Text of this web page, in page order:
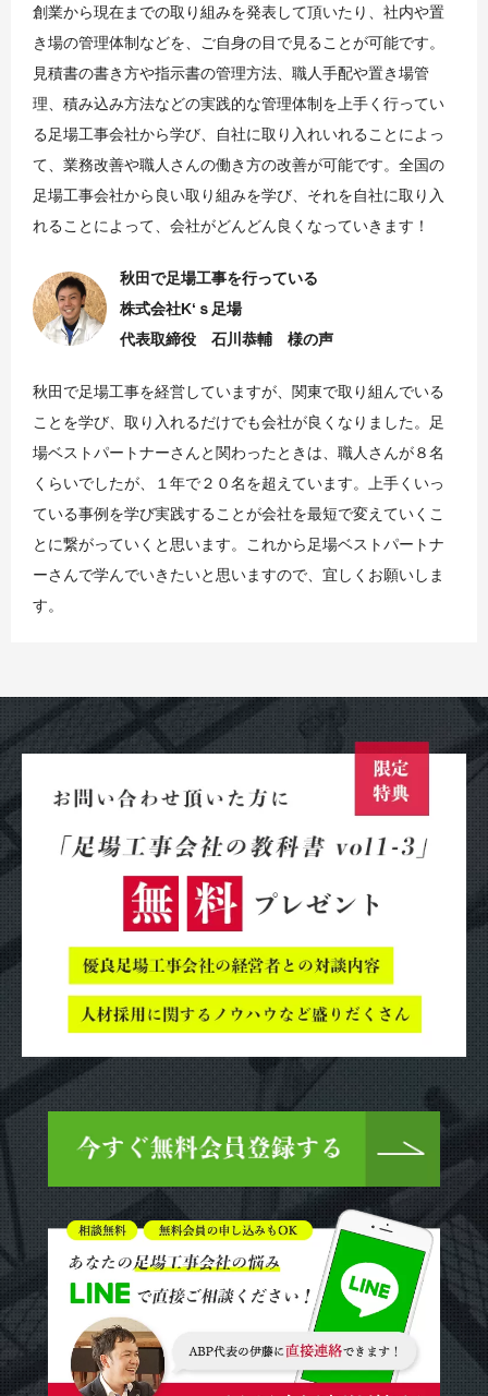
創業から現在までの取り組みを発表して頂いたり、社内や置
き場の管理体制などを、ご自身の目で見ることが可能です。
見積書の書き方や指示書の管理方法、職人手配や置き場管
理、積み込み方法などの実践的な管理体制を上手く行ってい
る足場工事会社から学び、自社に取り入れいれることによっ
て、業務改善や職人さんの働き方の改善が可能です。全国の
足場工事会社から良い取り組みを学び、それを自社に取り入
れることによって、会社がどんどん良くなっていきます！
秋田で足場工事を行っている
株式会社K‘ｓ足場
代表取締役 石川恭輔 様の声
秋田で足場工事を経営していますが、関東で取り組んでいる
ことを学び、取り入れるだけでも会社が良くなりました。足
場ベストパートナーさんと関わったときは、職人さんが８名
くらいでしたが、１年で２０名を超えています。上手くいっ
ている事例を学び実践することが会社を最短で変えていくこ
とに繋がっていくと思います。これから足場ベストパートナ
ーさんで学んでいきたいと思いますので、宜しくお願いしま
す。